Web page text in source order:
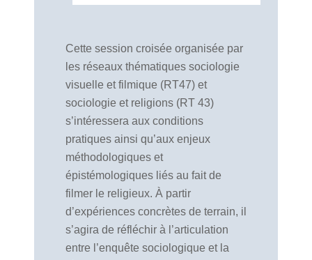
Cette session croisée organisée par
les réseaux thématiques sociologie
visuelle et filmique (RT47) et
sociologie et religions (RT 43)
s’intéressera aux conditions
pratiques ainsi qu’aux enjeux
méthodologiques et
épistémologiques liés au fait de
filmer le religieux. À partir
d’expériences concrètes de terrain, il
s’agira de réfléchir à l’articulation
entre l’enquête sociologique et la